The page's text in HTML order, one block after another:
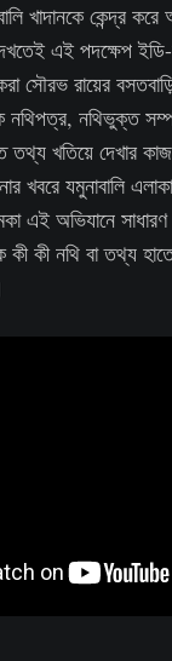
খাদানকে কেন্দ্র
এই পদক্ষেপ
সৌরভ রায়ের
নথিপত্র, নথিভুক্ত
তথ্য খতিয়ে দেখার
খবরে যমুনাবালি
এই অভিযানে সাধারণ
কী কী নথি বা তথ্য